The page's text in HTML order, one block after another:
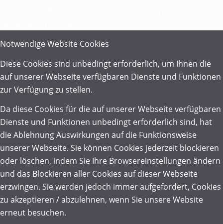
Notwendige Website Cookies
Diese Cookies sind unbedingt erforderlich, um Ihnen die
auf unserer Webseite verfügbaren Dienste und Funktionen
zur Verfügung zu stellen.
Da diese Cookies für die auf unserer Webseite verfügbaren
Dienste und Funktionen unbedingt erforderlich sind, hat
die Ablehnung Auswirkungen auf die Funktionsweise
unserer Webseite. Sie können Cookies jederzeit blockieren
oder löschen, indem Sie Ihre Browsereinstellungen ändern
und das Blockieren aller Cookies auf dieser Webseite
erzwingen. Sie werden jedoch immer aufgefordert, Cookies
zu akzeptieren / abzulehnen, wenn Sie unsere Website
erneut besuchen.